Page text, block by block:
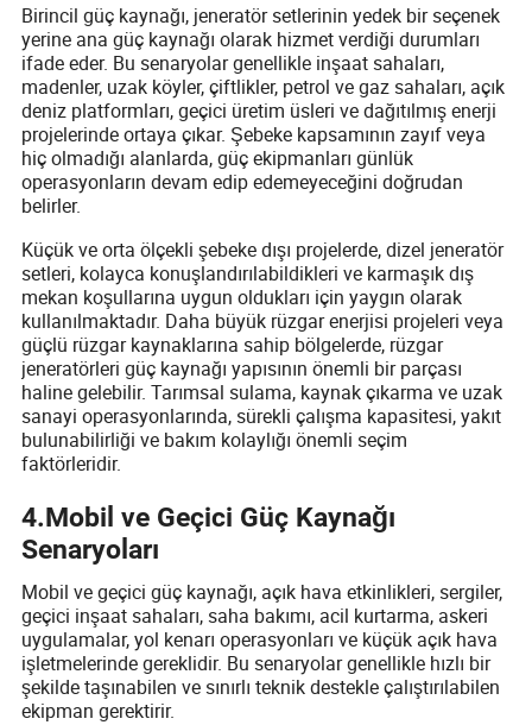
Birincil güç kaynağı, jeneratör setlerinin yedek bir seçenek
yerine ana güç kaynağı olarak hizmet verdiği durumları
ifade eder. Bu senaryolar genellikle inşaat sahaları,
madenler, uzak köyler, çiftlikler, petrol ve gaz sahaları, açık
deniz platformları, geçici üretim üsleri ve dağıtılmış enerji
projelerinde ortaya çıkar. Şebeke kapsamının zayıf veya
hiç olmadığı alanlarda, güç ekipmanları günlük
operasyonların devam edip edemeyeceğini doğrudan
belirler.
Küçük ve orta ölçekli şebeke dışı projelerde, dizel jeneratör
setleri, kolayca konuşlandırılabildikleri ve karmaşık dış
mekan koşullarına uygun oldukları için yaygın olarak
kullanılmaktadır. Daha büyük rüzgar enerjisi projeleri veya
güçlü rüzgar kaynaklarına sahip bölgelerde, rüzgar
jeneratörleri güç kaynağı yapısının önemli bir parçası
haline gelebilir. Tarımsal sulama, kaynak çıkarma ve uzak
sanayi operasyonlarında, sürekli çalışma kapasitesi, yakıt
bulunabilirliği ve bakım kolaylığı önemli seçim
faktörleridir.
4.Mobil ve Geçici Güç Kaynağı
Senaryoları
Mobil ve geçici güç kaynağı, açık hava etkinlikleri, sergiler,
geçici inşaat sahaları, saha bakımı, acil kurtarma, askeri
uygulamalar, yol kenarı operasyonları ve küçük açık hava
işletmelerinde gereklidir. Bu senaryolar genellikle hızlı bir
şekilde taşınabilen ve sınırlı teknik destekle çalıştırılabilen
ekipman gerektirir.